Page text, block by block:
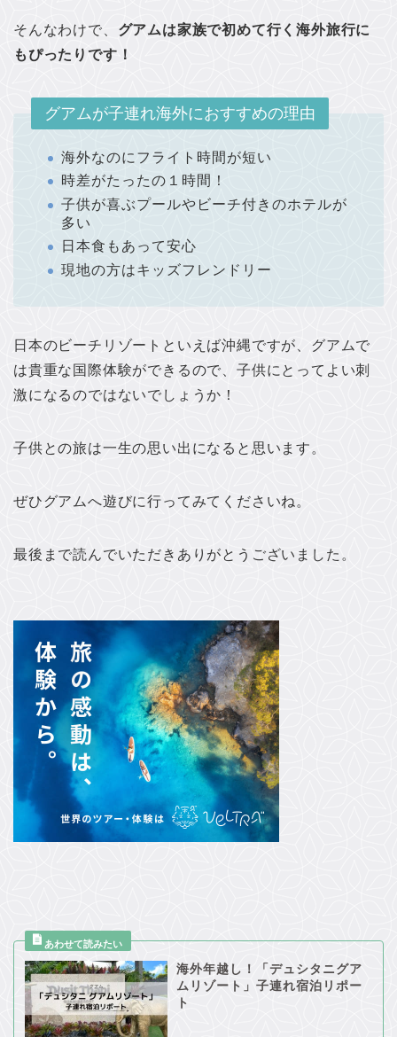
そんなわけで、 グアムは家族で初めて行く海外旅行に
もぴったりです！
グアムが子連れ海外におすすめの理由
海外なのにフライト時間が短い
時差がたったの１時間！
子供が喜ぶプールやビーチ付きのホテルが
多い
日本食もあって安心
現地の方はキッズフレンドリー
日本のビーチリゾートといえば沖縄ですが、グアムで
は貴重な国際体験ができるので、子供にとってよい刺
激になるのではないでしょうか！
子供との旅は一生の思い出になると思います。
ぜひグアムへ遊びに行ってみてくださいね。
最後まで読んでいただきありがとうございました。
海外年越し！「デュシタニグア
ムリゾート」子連れ宿泊リポー
ト